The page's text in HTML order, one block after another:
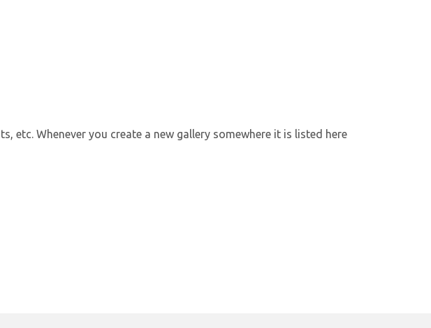
Whenever you create a new gallery somewhere it is listed here